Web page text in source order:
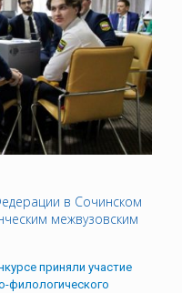
в Сочинском
межвузовским
приняли участие
филологического